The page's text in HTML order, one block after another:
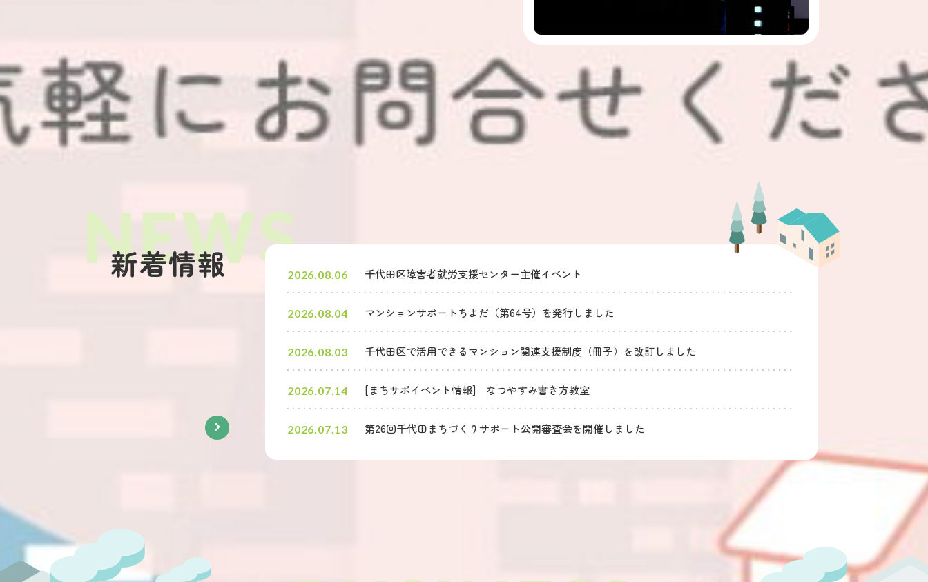
魅力あふれる写真をお届けします
7月の満月バックムーン
新着情報 2026.08.06 千代田区障害者就労支援センター主催イベント
2026.08.04 マンションサポートちよだ（第64号）を発行しました
2026.08.03 千代田区で活用できるマンション関連支援制度（冊子）を改訂しました
2026.07.14 [まちサポイベント情報] なつやすみ書き方教室
2026.07.13 第26回千代田まちづくりサポート公開審査会を開催しました